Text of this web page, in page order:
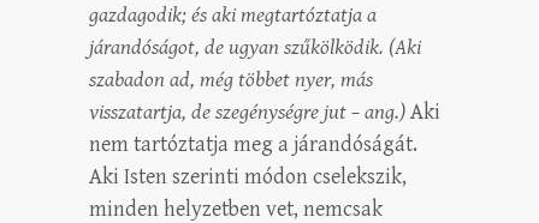
gazdagodik; és aki megtartóztatja a
járandóságot, de ugyan szűkölködik. (Aki
szabadon ad, még többet nyer, más
visszatartja, de szegénységre jut – ang.)Aki
nem tartóztatja meg a járandóságát.
Aki Isten szerinti módon cselekszik,
minden helyzetben vet, nemcsak